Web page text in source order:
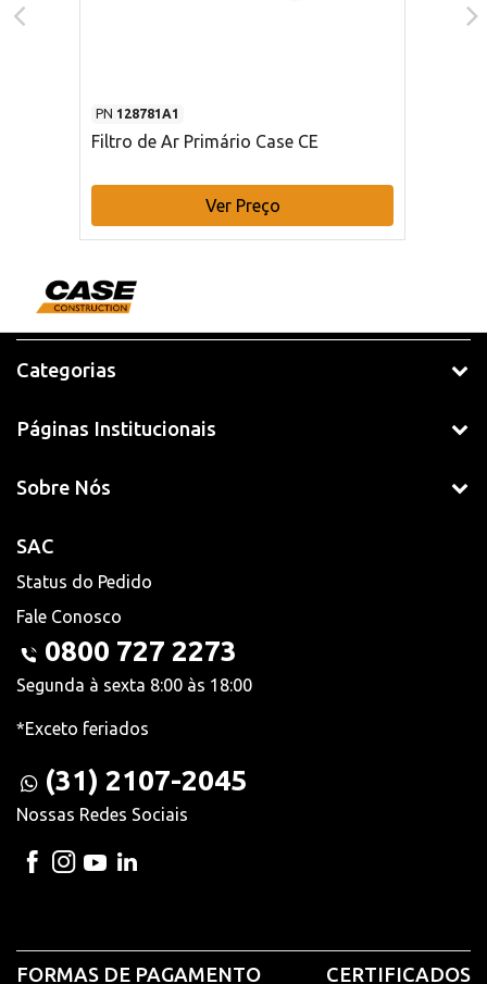
PN 128781A1
Filtro de Ar Primário Case CE
Ver Preço
Categorias
Páginas Institucionais
Sobre Nós
SAC
Status do Pedido
Fale Conosco
0800 727 2273
Segunda à sexta 8:00 às 18:00
*Exceto feriados
(31) 2107-2045
Nossas Redes Sociais
FORMAS DE PAGAMENTO CERTIFICADOS